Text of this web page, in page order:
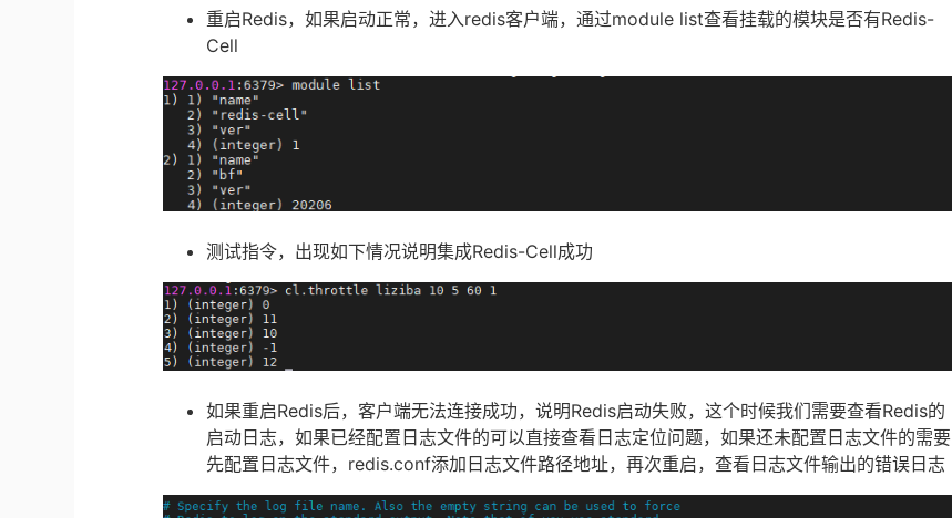
重启Redis，如果启动正常，进入redis客户端，通过module list查看挂载的模块是否有Redis-
Cell
测试指令，出现如下情况说明集成Redis-Cell成功
如果重启Redis后，客户端无法连接成功，说明Redis启动失败，这个时候我们需要查看Redis的
启动日志，如果已经配置日志文件的可以直接查看日志定位问题，如果还未配置日志文件的需要
先配置日志文件，redis.conf添加日志文件路径地址，再次重启，查看日志文件输出的错误日志